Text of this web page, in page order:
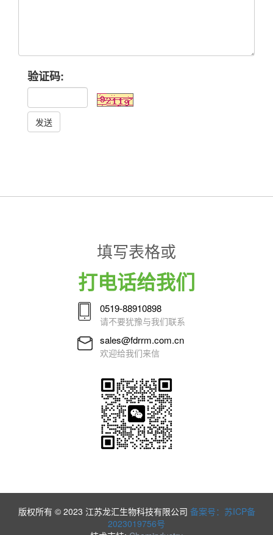
验证码:
发送
填写表格或
打电话给我们
0519-88910898
请不要犹豫与我们联系
sales@fdrrm.com.cn
欢迎给我们来信
版权所有 © 2023 江苏龙汇生物科技有限公司 备案号：苏ICP备
2023019756号